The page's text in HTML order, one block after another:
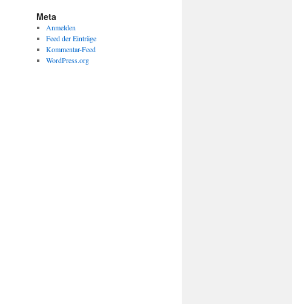
Meta
Anmelden
Feed der Einträge
Kommentar-Feed
WordPress.org